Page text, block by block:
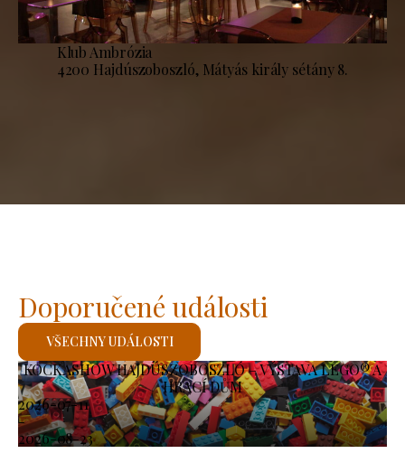
Klub Ambrózia
4200 Hajdúszoboszló, Mátyás király sétány 8.
KOCKASHOW HAJDÚSZOBOSZLÓ – VÝSTAVA LEGO® A
HRACÍ DŮM
2026-07-11
-
2026-08-23
Doporučené události
VŠECHNY UDÁLOSTI